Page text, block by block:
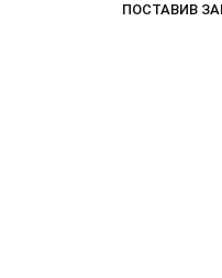
ПОСТАВИВ